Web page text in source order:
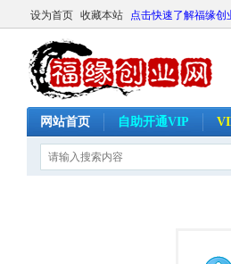
设为首页 收藏本站 点击快速了解福缘创
网站首页 自助开通VIP